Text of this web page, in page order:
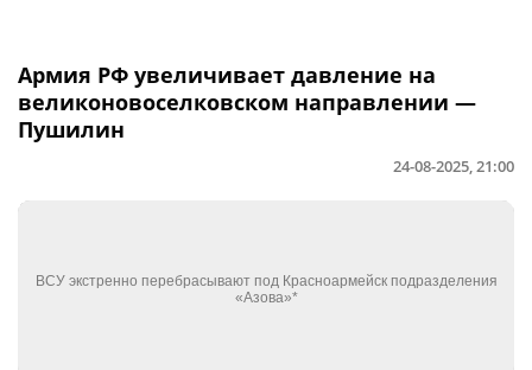
Армия РФ увеличивает давление на
великоновоселковском направлении —
Пушилин
24-08-2025, 21:00